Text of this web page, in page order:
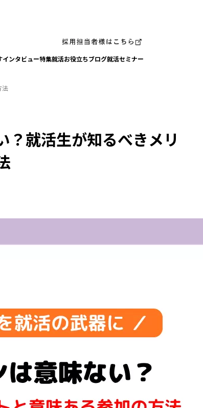
インタビュー特集就活お役⽴ちブログ就活セミナー
法
？就活生が知るべきメリ